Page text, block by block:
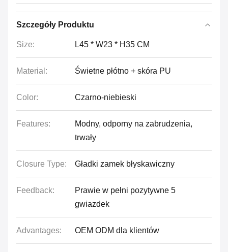
Szczegóły Produktu
Size: L45 * W23 * H35 CM
Material: Świetne płótno + skóra PU
Color: Czarno-niebieski
Features:
Modny, odporny na zabrudzenia,
trwały
Closure Type: Gładki zamek błyskawiczny
Feedback:
Prawie w pełni pozytywne 5
gwiazdek
Advantages: OEM ODM dla klientów